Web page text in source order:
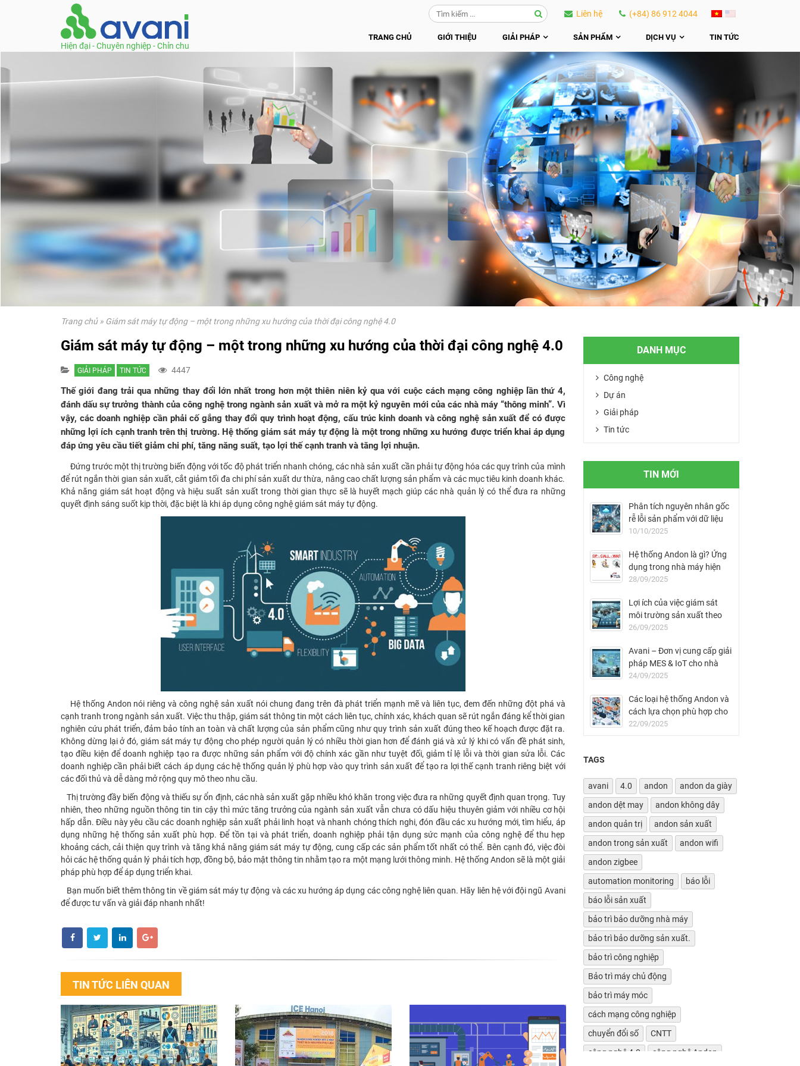
Hiện đại - Chuyên nghiệp - Chỉn chu
Liên hệ (+84) 86 912 4044
TRANG CHỦ GIỚI THIỆU GIẢI PHÁP SẢN PHẨM DỊCH VỤ TIN TỨC
Trang chủ» Giám sát máy tự động – một trong những xu hướng của thời đại công nghệ 4.0
Giám sát máy tự động – một trong những xu hướng của thời đại công nghệ 4.0
GIẢI PHÁP TIN TỨC 4447
Thế giới đang trải qua những thay đổi lớn nhất trong hơn một thiên niên kỷ qua với cuộc cách mạng công nghiệp lần thứ 4,
đánh dấu sự trưởng thành của công nghệ trong ngành sản xuất và mở ra một kỷ nguyên mới của các nhà máy “thông minh”. Vì
vậy, các doanh nghiệp cần phải cố gắng thay đổi quy trình hoạt động, cấu trúc kinh doanh và công nghệ sản xuất để có được
những lợi ích cạnh tranh trên thị trường. Hệ thống giám sát máy tự động là một trong những xu hướng được triển khai áp dụng
đáp ứng yêu cầu tiết giảm chi phí, tăng năng suất, tạo lợi thế cạnh tranh và tăng lợi nhuận.
Đứng trước một thị trường biến động với tốc độ phát triển nhanh chóng, các nhà sản xuất cần phải tự động hóa các quy trình của mình
để rút ngắn thời gian sản xuất, cắt giảm tối đa chi phí sản xuất dư thừa, nâng cao chất lượng sản phẩm và các mục tiêu kinh doanh khác.
Khả năng giám sát hoạt động và hiệu suất sản xuất trong thời gian thực sẽ là huyết mạch giúp các nhà quản lý có thể đưa ra những
quyết định sáng suốt kịp thời, đặc biệt là khi áp dụng công nghệ giám sát máy tự động.
Hệ thống Andon nói riêng và công nghệ sản xuất nói chung đang trên đà phát triển mạnh mẽ và liên tục, đem đến những đột phá và
cạnh tranh trong ngành sản xuất. Việc thu thập, giám sát thông tin một cách liên tục, chính xác, khách quan sẽ rút ngắn đáng kể thời gian
nghiên cứu phát triển, đảm bảo tính an toàn và chất lượng của sản phẩm cũng như quy trình sản xuất đúng theo kế hoạch được đặt ra.
Không dừng lại ở đó, giám sát máy tự động cho phép người quản lý có nhiều thời gian hơn để đánh giá và xử lý khi có vấn đề phát sinh,
tạo điều kiện để doanh nghiệp tạo ra được những sản phẩm với độ chính xác gần như tuyệt đối, giảm tỉ lệ lỗi và thời gian sửa lỗi. Các
doanh nghiệp cần phải biết cách áp dụng các hệ thống quản lý phù hợp vào quy trình sản xuất để tạo ra lợi thế cạnh tranh riêng biệt với
các đối thủ và dễ dàng mở rộng quy mô theo nhu cầu.
Thị trường đầy biến động và thiếu sự ổn định, các nhà sản xuất gặp nhiều khó khăn trong việc đưa ra những quyết định quan trọng. Tuy
nhiên, theo những nguồn thông tin tin cậy thì mức tăng trưởng của ngành sản xuất vẫn chưa có dấu hiệu thuyên giảm với nhiều cơ hội
hấp dẫn. Điều này yêu cầu các doanh nghiệp sản xuất phải linh hoạt và nhanh chóng thích nghi, đón đầu các xu hướng mới, tìm hiểu, áp
dụng những hệ thống sản xuất phù hợp. Để tồn tại và phát triển, doanh nghiệp phải tận dụng sức mạnh của công nghệ để thu hẹp
khoảng cách, cải thiện quy trình và tăng khả năng giám sát máy tự động, cung cấp các sản phẩm tốt nhất có thể. Bên cạnh đó, việc đòi
hỏi các hệ thống quản lý phải tích hợp, đồng bộ, bảo mật thông tin nhằm tạo ra một mạng lưới thông minh. Hệ thống Andon sẽ là một giải
pháp phù hợp để áp dụng triển khai.
Bạn muốn biết thêm thông tin về giám sát máy tự động và các xu hướng áp dụng các công nghệ liên quan. Hãy liên hệ với đội ngũ Avani
để được tư vấn và giải đáp nhanh nhất!
TIN TỨC LIÊN QUAN
DANH MỤC
Công nghệ
Dự án
Giải pháp
Tin tức
TIN MỚI
Phân tích nguyên nhân gốc
rễ lỗi sản phẩm với dữ liệu
MES
10/10/2025
Hệ thống Andon là gì? Ứng
dụng trong nhà máy hiện
đại
28/09/2025
Lợi ích của việc giám sát
môi trường sản xuất theo
thời gian thực
26/09/2025
Avani – Đơn vị cung cấp giải
pháp MES & IoT cho nhà
máy FDI tại Việt Nam
24/09/2025
Các loại hệ thống Andon và
cách lựa chọn phù hợp cho
nhà máy
22/09/2025
TAGS
avani 4.0 andon
andon da giày
andon dệt may
andon không dây
andon quản trị
andon sản xuất
andon trong sản xuất
andon wifi
andon zigbee
automation monitoring
báo lỗi
báo lỗi sản xuất
bảo trì bảo dưỡng nhà máy
bảo trì bảo dưỡng sản xuất.
bảo trì công nghiệp
Bảo trì máy chủ động
bảo trì máy móc
cách mạng công nghiệp
chuyển đổi số
CNTT
công nghệ 4.0
công nghệ Andon